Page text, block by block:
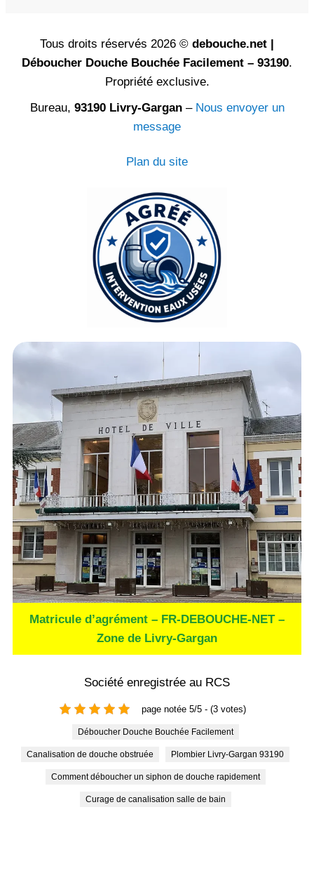
Tous droits réservés 2026 © debouche.net |
Déboucher Douche Bouchée Facilement – 93190.
Propriété exclusive.
Bureau, 93190 Livry-Gargan– Nous envoyer un
message
Plan du site
Matricule d’agrément – FR-DEBOUCHE-NET –
Zone de Livry-Gargan
Société enregistrée au RCS
page notée 5/5 - (3 votes)
Déboucher Douche Bouchée Facilement
Canalisation de douche obstruée Plombier Livry-Gargan 93190
Comment déboucher un siphon de douche rapidement
Curage de canalisation salle de bain